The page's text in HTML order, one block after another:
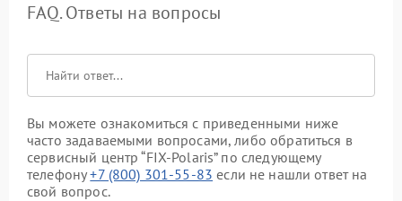
FAQ. Ответы на вопросы
Вы можете ознакомиться с приведенными ниже
часто задаваемыми вопросами, либо обратиться в
сервисный центр “FIX-Polaris” по следующему
телефону+7 (800) 301-55-83 если не нашли ответ на
свой вопрос.